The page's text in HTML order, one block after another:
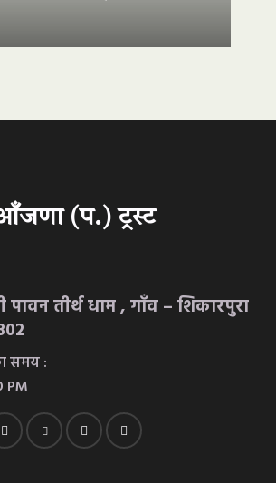
आँजणा (प.) ट्रस्ट
पावन तीर्थ धाम , गाँव – शिकारपुरा
समय :
PM